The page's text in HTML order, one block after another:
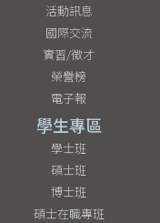
活動訊息
國際交流
實習/徵才
榮譽榜
電子報
學生專區
學士班
碩士班
博士班
碩士在職專班